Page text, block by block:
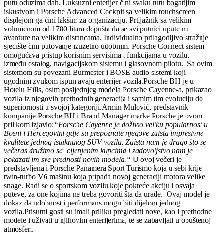
putu oduzima dah. Luksuzni enterijer čini svaku rutu bogatijim
iskustvom i Porsche Advanced Cockpit sa velikim touchscreen
displejom ga čini lakšim za organizaciju. Prtljažnik sa velikim
volumenom od 1780 litara dopušta da se svi putnici upute na
avanture na velikim distancama. Individualno prilagodljivo stražnje
sjedište čini putovanje izuzetno udobnim. Porsche Connect sistem
omogućava pristup korisnim servisima i funkcijama u vozilu,
između ostalog, navigacijskom sistemu i glasovnom pilotu. Sa ovim
sistemom su povezani Burmester i BOSE audio sistemi koji
ugodnim zvukom ispunjavaju enterijer vozila.Porsche BH je u
Hotelu Hills, osim posljednjeg modela Porsche Cayenne-a, prikazao
vozila iz njegovih prethodnih generacija i samim tim evoluciju do
superiornosti u svojoj kategoriji.Armin Mulović, predstavnik
kompanije Porsche BH i Brand Manager marke Porsche je ovom
prilikom izjavio:“Porsche Cayenne je doživio veliku popularnost u
Bosni i Hercegovini gdje su prepoznate njegove zaista impresivne
kvalitete jednog istaknutog SUV vozila. Zaista nam je drago što se
večeras družimo sa cijenjenim kupcima i zadovoljstvo nam je
pokazati im sve prednosti novih modela.“ U ovoj večeri je
predstavljena i Porsche Panamera Sport Turismo koja u sebi krije
twin-turbo V6 mašinu koja pripada novoj generaciji motora velike
snage. Radi se o sportskom vozilu koje pokreće akciju i osvaja
puteve, za one kojima ne treba govoriti šta da urade. Ovaj model je
dokaz da udobnost i performans mogu biti dijelom jednog
vozila.Prisutni gosti su imali priliku pregledati nove, kao i prethodne
modele i uživati u njihovim enterijerima, te se zabavljati u opuštenoj
atmosferi.